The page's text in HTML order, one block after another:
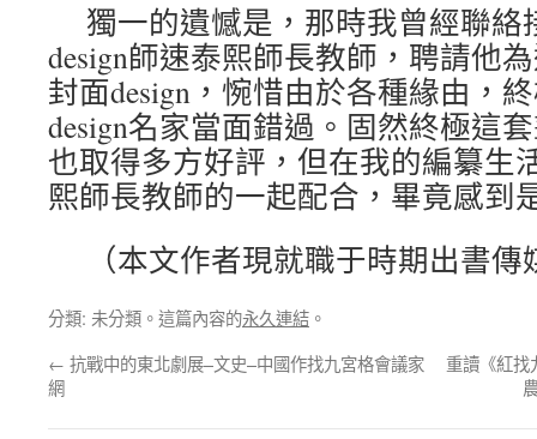
獨一的遺憾是，那時我曾經聯絡
design師速泰熙師長教師，聘請他
封面design，惋惜由於各種緣由，
design名家當面錯過。固然終極這
也取得多方好評，但在我的編纂生
熙師長教師的一起配合，畢竟感到
（本文作者現就職于時期出書
分類: 未分類。這篇內容的永久連結 。
← 抗戰中的東北劇展–文史–中國作找九宮格會議家
網
重讀《紅找